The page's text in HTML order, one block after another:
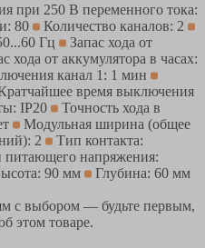
при 250 В переменного тока:
80
Количество каналов: 2
Гц
Запас хода от
хода от аккумулятора в часах:
канал 1: 1 мин
время выключения
IP20
Точность хода в
Модульная ширина (общее
2
Тип контакта:
питающего напряжения:
90 мм
Глубина: 60 мм
с выбором — будьте первым,
этом товаре.